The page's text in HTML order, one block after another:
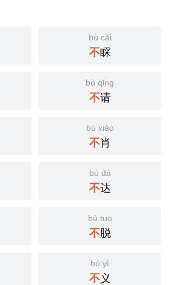
bù cǎi
不睬
bù qǐng
不请
bù xiào
不肖
bù dá
不达
bù tuō
不脱
bú yì
不义